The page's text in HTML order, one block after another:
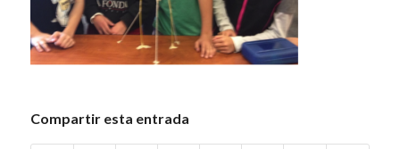
Compartir esta entrada